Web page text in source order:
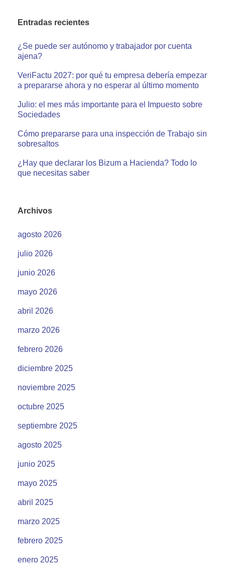
Entradas recientes
¿Se puede ser autónomo y trabajador por cuenta
ajena?
VeriFactu 2027: por qué tu empresa debería empezar
a prepararse ahora y no esperar al último momento
Julio: el mes más importante para el Impuesto sobre
Sociedades
Cómo prepararse para una inspección de Trabajo sin
sobresaltos
¿Hay que declarar los Bizum a Hacienda? Todo lo
que necesitas saber
Archivos
agosto 2026
julio 2026
junio 2026
mayo 2026
abril 2026
marzo 2026
febrero 2026
diciembre 2025
noviembre 2025
octubre 2025
septiembre 2025
agosto 2025
junio 2025
mayo 2025
abril 2025
marzo 2025
febrero 2025
enero 2025